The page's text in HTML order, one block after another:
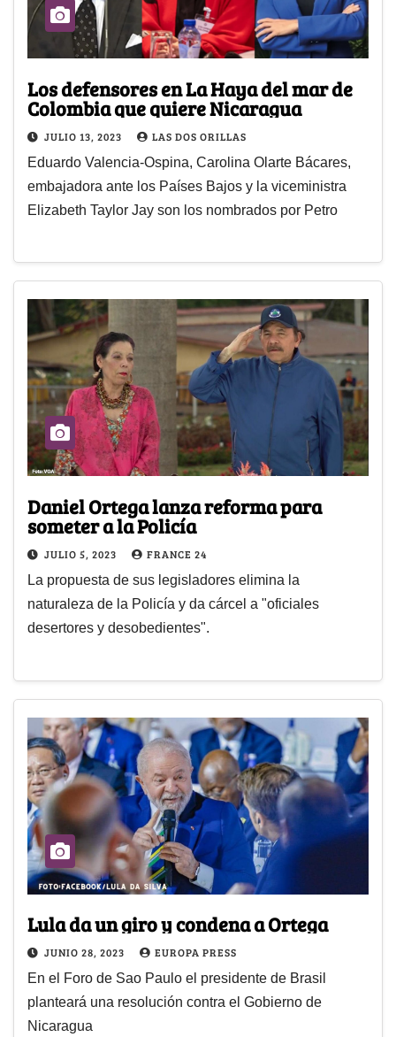
Los defensores en La Haya del mar de
Colombia que quiere Nicaragua
JULIO 13, 2023 LAS DOS ORILLAS
Eduardo Valencia-Ospina, Carolina Olarte Bácares,
embajadora ante los Países Bajos y la viceministra
Elizabeth Taylor Jay son los nombrados por Petro
Daniel Ortega lanza reforma para
someter a la Policía
JULIO 5, 2023 FRANCE 24
La propuesta de sus legisladores elimina la
naturaleza de la Policía y da cárcel a "oficiales
desertores y desobedientes".
Lula da un giro y condena a Ortega
JUNIO 28, 2023 EUROPA PRESS
En el Foro de Sao Paulo el presidente de Brasil
planteará una resolución contra el Gobierno de
Nicaragua